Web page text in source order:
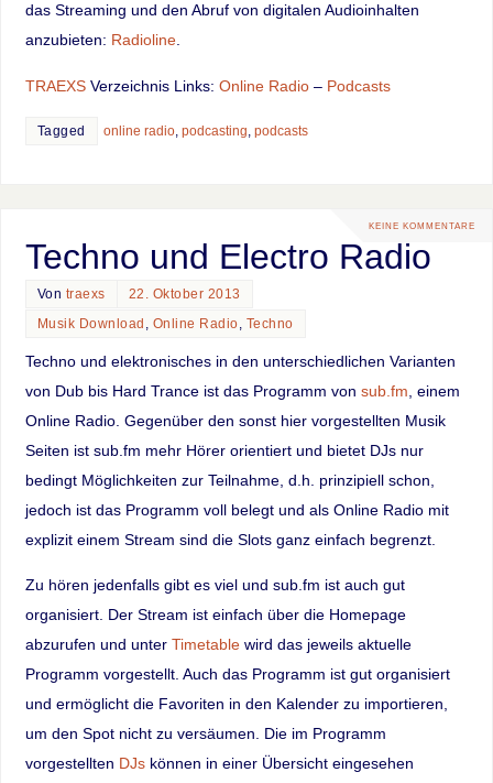
das Streaming und den Abruf von digitalen Audioinhalten
anzubieten: Radioline.
TRAEXSVerzeichnis Links: Online Radio– Podcasts
Tagged online radio, podcasting, podcasts
KEINE KOMMENTARE
Techno und Electro Radio
Von traexs
22. Oktober 2013
Musik Download , Online Radio, Techno
Techno und elektronisches in den unterschiedlichen Varianten
von Dub bis Hard Trance ist das Programm von sub.fm , einem
Online Radio. Gegenüber den sonst hier vorgestellten Musik
Seiten ist sub.fm mehr Hörer orientiert und bietet DJs nur
bedingt Möglichkeiten zur Teilnahme, d.h. prinzipiell schon,
jedoch ist das Programm voll belegt und als Online Radio mit
explizit einem Stream sind die Slots ganz einfach begrenzt.
Zu hören jedenfalls gibt es viel und sub.fm ist auch gut
organisiert. Der Stream ist einfach über die Homepage
abzurufen und unter Timetablewird das jeweils aktuelle
Programm vorgestellt. Auch das Programm ist gut organisiert
und ermöglicht die Favoriten in den Kalender zu importieren,
um den Spot nicht zu versäumen. Die im Programm
vorgestellten DJskönnen in einer Übersicht eingesehen